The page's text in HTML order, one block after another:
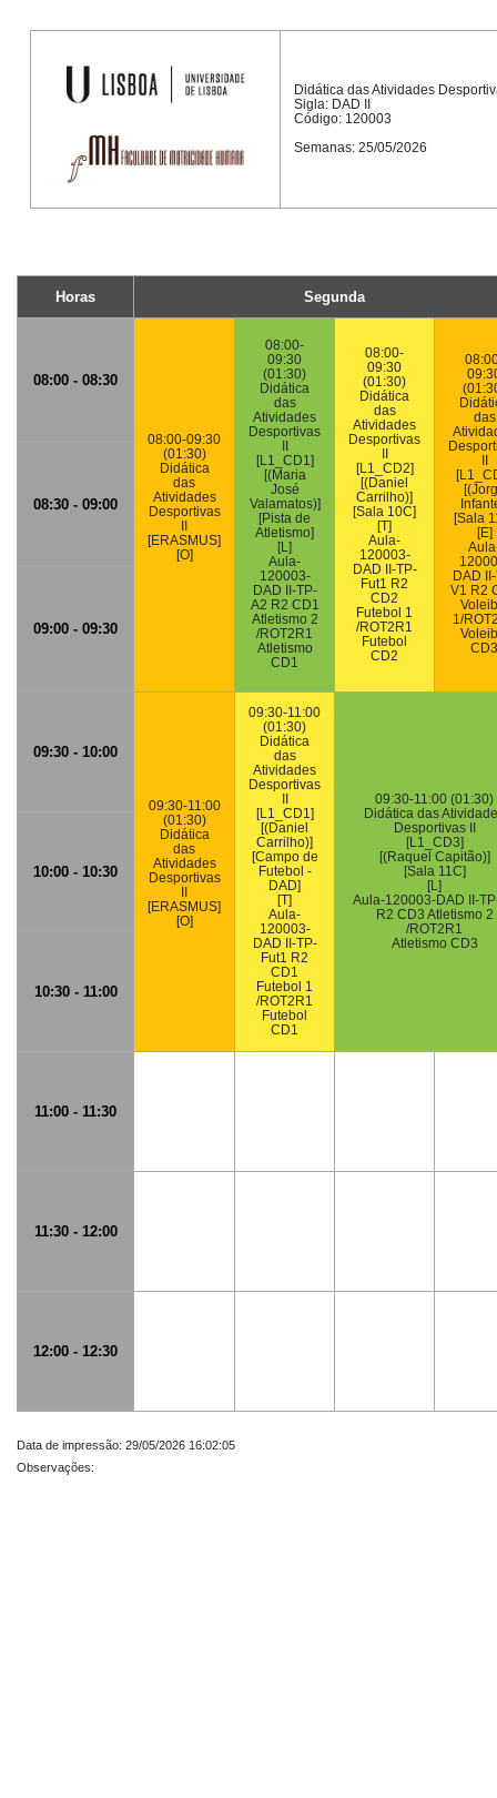
Didática das Atividades
Sigla: DAD II
Código: 120003
Semanas: 25/05/2026
Horas Segunda
08:00 - 08:30
08:00-09:30
(01:30)
Didática
das
Atividades
Desportivas
[ERASMUS]
[O]
08:00-
09:30
(01:30)
Didática
das
Atividades
Desportivas
[L1_CD1]
[(Maria
José
Valamatos)]
[Pista de
Atletismo]
[L]
Aula-
120003-
DAD II-TP-
A2 R2 CD1
Atletismo 2
/ROT2R1
Atletismo
CD1
08:00-
09:30
(01:30)
Didática
das
Atividades
Desportivas
[L1_CD2]
[(Daniel
Carrilho)]
[Sala 10C]
[T]
Aula-
120003-
DAD II-TP-
Fut1 R2
CD2
Futebol 1
/ROT2R1
Futebol
CD2
das
[Sala
[E]
DAD
V1 R2
1/
CD3
08:30 - 09:00
09:00 - 09:30
09:30 - 10:00
09:30-11:00
(01:30)
Didática
das
Atividades
Desportivas
[ERASMUS]
[O]
09:30-11:00
(01:30)
Didática
das
Atividades
Desportivas
[L1_CD1]
[(Daniel
Carrilho)]
[Campo de
Futebol -
DAD]
[T]
Aula-
120003-
DAD II-TP-
Fut1 R2
CD1
Futebol 1
/ROT2R1
Futebol
CD1
09:30-11:00 (01:30)
Didática das
Desportivas II
[L1_CD3]
[(Raquel Capitão)]
[Sala 11C]
[L]
Aula-120003-DAD II-
R2 CD3 Atletismo 2
/ROT2R1
Atletismo CD3
10:00 - 10:30
10:30 - 11:00
11:00 - 11:30
11:30 - 12:00
12:00 - 12:30
Data de impressão: 29/05/2026 16:02:05
Observações: